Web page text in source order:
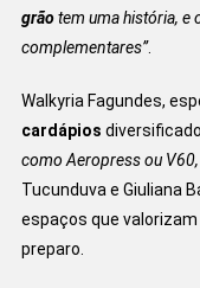
grãotem uma história, e
complementares”.
Walkyria Fagundes,
cardápios
como Aeropress ou
Tucunduva e Giuliana
espaços que valorizam
preparo.